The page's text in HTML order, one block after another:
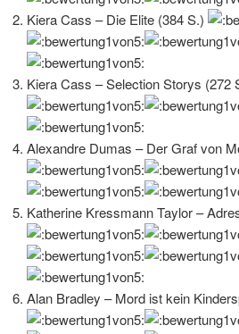
Kiera Cass – Die Elite (384 S.)
Kiera Cass – Selection Storys (272
Alexandre Dumas – Der Graf von
Katherine Kressmann Taylor –
Alan Bradley – Mord ist kein